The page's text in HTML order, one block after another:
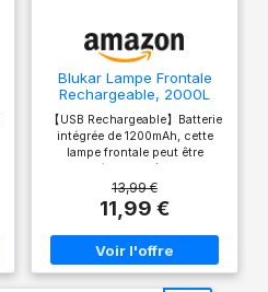
Blukar Lampe Frontale
Rechargeable, 2000L
Super Lumineux IPX5
Étanche
【USB Rechargeable】Batterie
intégrée de 1200mAh, cette
lampe frontale peut être
inclus. Le phare puissant peut
supporter des activités de
plein air à long terme après
une charge complète, vous
offrant une durée d'éclairage
plus longue et une expérience
13,99 €
11,99 €